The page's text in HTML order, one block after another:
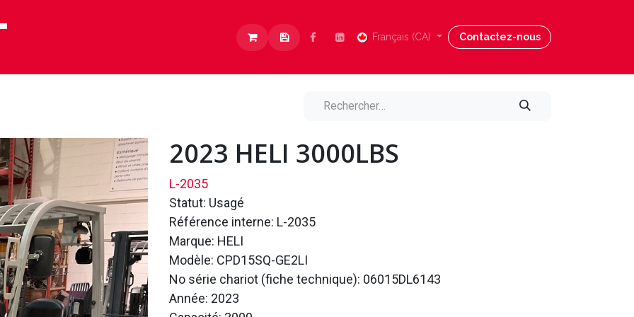
Carrières Nous joindre Blog Aide
Français (CA) Contactez-nous
2023 HELI 3000LBS
L-2035
Statut: Usagé
Référence interne: L-2035
Marque: HELI
Modèle: CPD15SQ-GE2LI
No série chariot (fiche technique): 06015DL6143
Année: 2023